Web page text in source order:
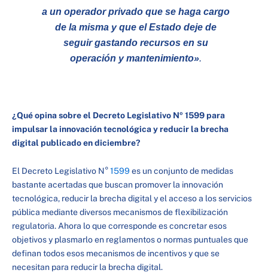
a un operador privado que se haga cargo
de la misma y que el Estado deje de
seguir gastando recursos en su
operación y mantenimiento».
¿Qué opina sobre el Decreto Legislativo Nº 1599 para
impulsar la innovación tecnológica y reducir la brecha
digital publicado en diciembre?
El Decreto Legislativo N°1599 es un conjunto de medidas
bastante acertadas que buscan promover la innovación
tecnológica, reducir la brecha digital y el acceso a los servicios
pública mediante diversos mecanismos de flexibilización
regulatoria. Ahora lo que corresponde es concretar esos
objetivos y plasmarlo en reglamentos o normas puntuales que
definan todos esos mecanismos de incentivos y que se
necesitan para reducir la brecha digital.